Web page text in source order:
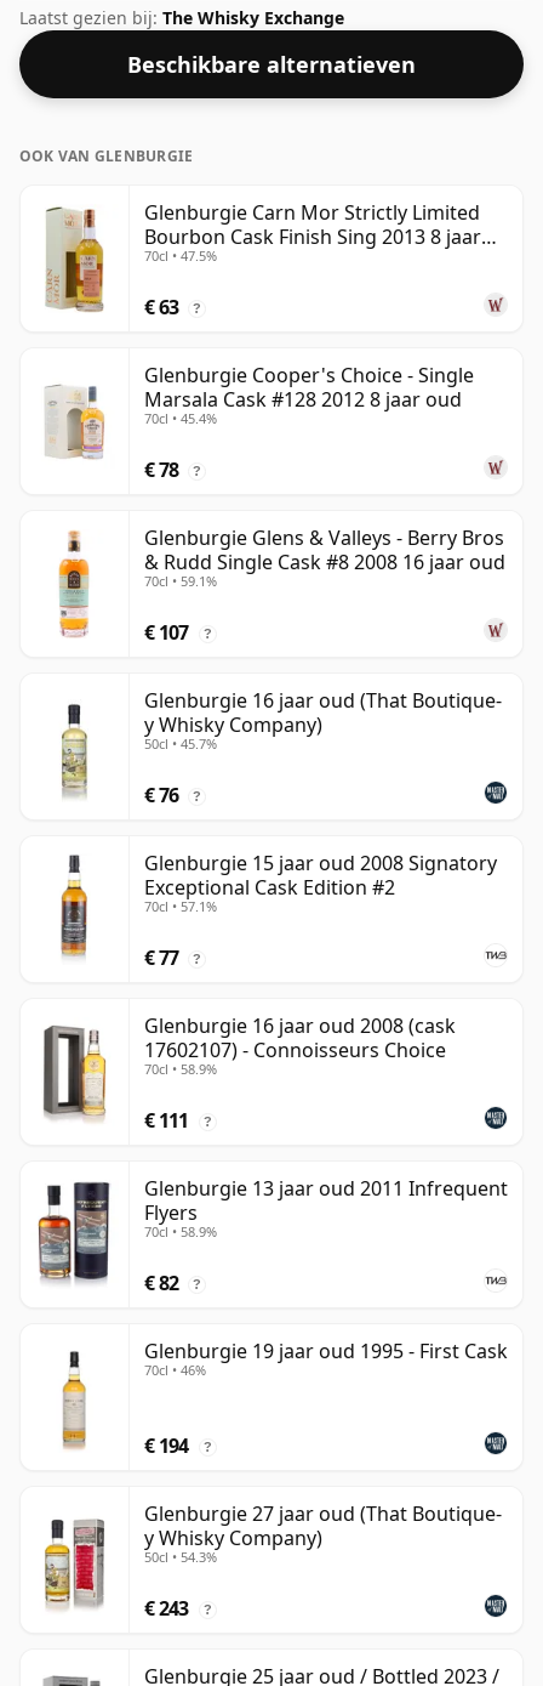
van 70cl en is gebotteld op een sterkte van 40%.
Laatst gezien bij: The Whisky Exchange
Beschikbare alternatieven
OOK VAN GLENBURGIE
Glenburgie Carn Mor Strictly Limited
Bourbon Cask Finish Sing 2013 8 jaar
oud
70cl • 47.5%
€ 63 ?
Glenburgie Cooper's Choice - Single
Marsala Cask #128 2012 8 jaar oud
70cl • 45.4%
€ 78 ?
Glenburgie Glens & Valleys - Berry Bros
& Rudd Single Cask #8 2008 16 jaar oud
70cl • 59.1%
€ 107 ?
Glenburgie 16 jaar oud (That Boutique-
y Whisky Company)
50cl • 45.7%
€ 76 ?
Glenburgie 15 jaar oud 2008 Signatory
Exceptional Cask Edition #2
70cl • 57.1%
€ 77 ?
Glenburgie 16 jaar oud 2008 (cask
17602107) - Connoisseurs Choice
70cl • 58.9%
€ 111 ?
Glenburgie 13 jaar oud 2011 Infrequent
Flyers
70cl • 58.9%
€ 82 ?
Glenburgie 19 jaar oud 1995 - First Cask
70cl • 46%
€ 194 ?
Glenburgie 27 jaar oud (That Boutique-
y Whisky Company)
50cl • 54.3%
€ 243 ?
Glenburgie 25 jaar oud / Bottled 2023 /